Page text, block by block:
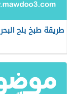
طريقة طبخ بلح البحر